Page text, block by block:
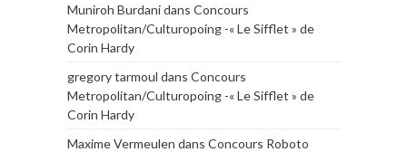
Muniroh Burdanidans Concours
Metropolitan/Culturopoing -« Le Sifflet » de
Corin Hardy
gregory tarmoul dans Concours
Metropolitan/Culturopoing -« Le Sifflet » de
Corin Hardy
Maxime Vermeulen dans Concours Roboto